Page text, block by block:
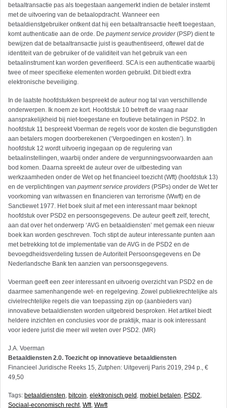
betaaltransactie pas als toegestaan aangemerkt indien de betaler instemt
met de uitvoering van de betaalopdracht. Wanneer een
betaaldienstgebruiker ontkent dat hij een betaaltransactie heeft toegestaan,
komt authenticatie aan de orde. De payment service provider(PSP) dient te
bewijzen dat de betaaltransactie juist is geauthentiseerd, oftewel dat de
identiteit van de gebruiker of de validiteit van het gebruik van een
betaalinstrument kan worden geveri­fieerd. SCA is een authenticatie waarbij
twee of meer specifieke elementen worden gebruikt. Dit biedt extra
elektronische beveiliging.
In de laatste hoofdstukken bespreekt de auteur nog tal van verschillende
onderwerpen. Ik noem ze kort. Hoofdstuk 10 betreft de vraag naar
aansprakelijkheid bij niet-toegestane en foutieve betalingen in PSD2. In
hoofdstuk 11 bespreekt Voerman de regels voor de kosten die begunstigden
aan betalers mogen doorberekenen (‘Vergoedingen en kosten’). In
hoofdstuk 12 wordt uitvoerig ingegaan op de regulering van
betaalinstellingen, waarbij onder andere de vergunningsvoorwaarden aan
bod komen. Daarna spreekt de auteur over de uitbesteding van
werkzaamheden onder de Wet op het finan­cieel toezicht (Wft) (hoofdstuk 13)
en de verplichtingen van payment service providers (PSPs) onder de Wet ter
voorkoming van witwassen en financieren van terrorisme (Wwft) en de
Sanctiewet 1977. Het boek sluit af met een interessant maar beknopt
hoofdstuk over PSD2 en persoonsgegevens. De auteur geeft zelf, terecht,
aan dat over het onderwerp ‘AVG en betaaldiensten’ met gemak een nieuw
boek kan worden geschreven. Toch stipt de auteur interessante punten aan
met betrekking tot de implementatie van de AVG in de PSD2 en de
bevoegdheidsverdeling tussen de Autoriteit Persoonsgegevens en De
Nederlandsche Bank ten aanzien van persoonsgegevens.
Voerman geeft een zeer interessant en uitvoerig overzicht van PSD2 en de
daarmee samenhangende wet- en regelgeving. Zowel publiekrechtelijke als
civielrechtelijke regels die van toepassing zijn op (aanbieders van)
innovatieve betaaldiensten worden uitgebreid besproken. Het artikel biedt
heldere inzichten en conclusies voor de praktijk, maar is ook interessant
voor iedere jurist die meer wil weten over PSD2. (MR)
J.A. Voerman
Betaaldiensten 2.0. Toezicht op innovatieve betaaldiensten
Finan­cieel Juridische Reeks 15, Zutphen: Uitgeverij Paris 2019, 294 p., €
49,50
Tags: betaaldiensten, bitcoin, elektronisch geld , mobiel betalen, PSD2,
Sociaal-economisch recht, Wft, Wwft